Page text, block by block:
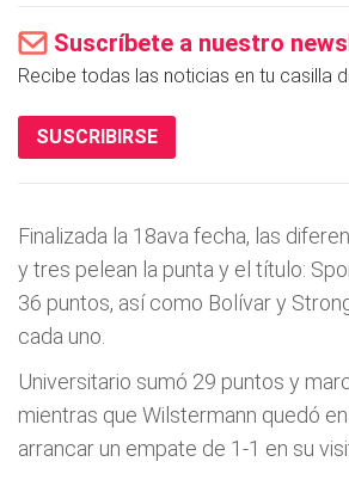
Suscríbete a nuestro
Recibe todas las noticias en tu casilla
SUSCRIBIRSE
Finalizada la 18ava fecha, las
y tres pelean la punta y el título:
36 puntos, así como Bolívar y
cada uno.
Universitario sumó 29 puntos y
mientras que Wilstermann quedó
arrancar un empate de 1-1 en su